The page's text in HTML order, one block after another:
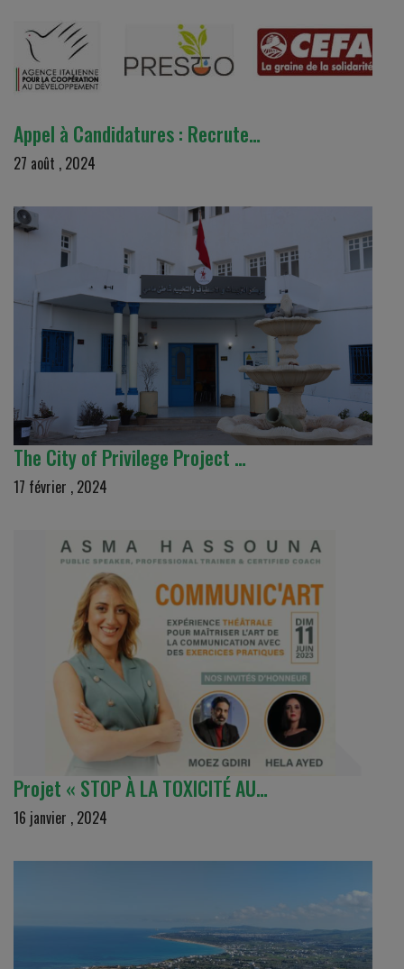
Appel à Candidatures : Recrute…
27 août , 2024
The City of Privilege Project …
17 février , 2024
Projet « STOP À LA TOXICITÉ AU…
16 janvier , 2024